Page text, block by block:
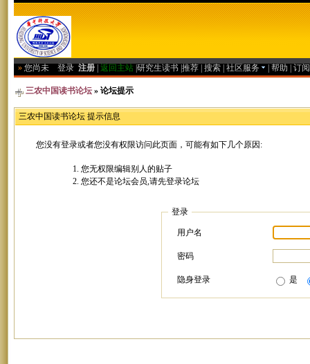
» 您尚未 登录 注册 返回主站 研究生读书 推荐 搜索 社区服务 帮助 订
三农中国读书论坛 » 论坛提示
三农中国读书论坛 提示信息
您没有登录或者您没有权限访问此页面，可能有如下几个原因:
您无权限编辑别人的贴子
您还不是论坛会员,请先登录论坛
登录
用户名
密码
隐身登录 是